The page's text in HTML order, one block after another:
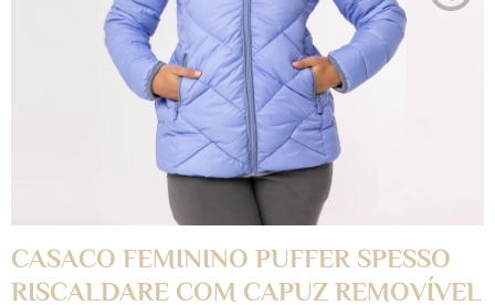
CASACO FEMININO PUFFER SPESSO
RISCALDARE COM CAPUZ REMOVÍVEL